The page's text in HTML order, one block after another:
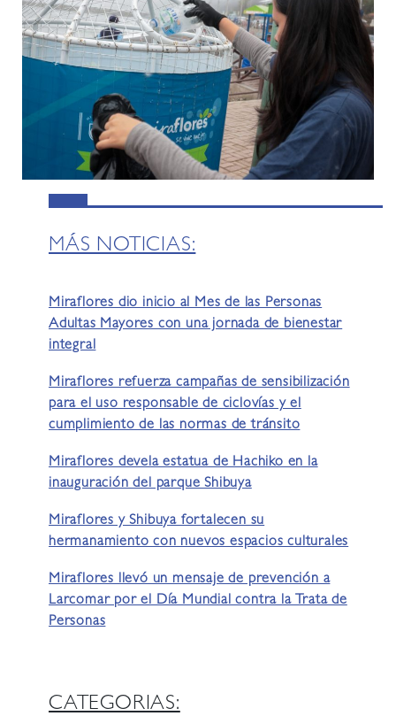
MÁS NOTICIAS:
Miraflores dio inicio al Mes de las Personas
Adultas Mayores con una jornada de bienestar
integral
Miraflores refuerza campañas de sensibilización
para el uso responsable de ciclovías y el
cumplimiento de las normas de tránsito
Miraflores devela estatua de Hachiko en la
inauguración del parque Shibuya
Miraflores y Shibuya fortalecen su
hermanamiento con nuevos espacios culturales
Miraflores llevó un mensaje de prevención a
Larcomar por el Día Mundial contra la Trata de
Personas
CATEGORIAS: